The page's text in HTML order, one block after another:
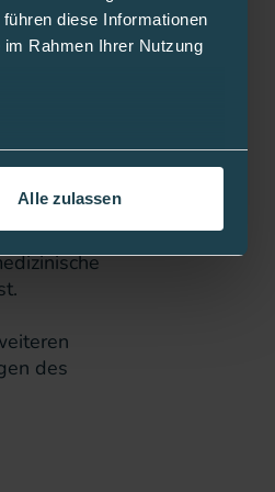
diese Informationen
Rahmen Ihrer Nutzung
Alle zulassen
am
Es
Gerät
der
des